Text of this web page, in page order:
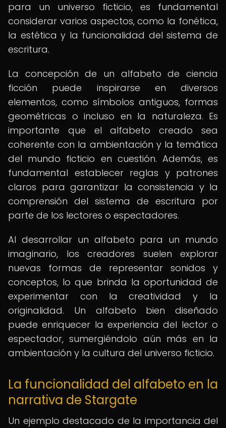
para un universo ficticio, es fundamental
considerar varios aspectos, como la fonética,
la estética y la funcionalidad del sistema de
escritura.
La concepción de un alfabeto de ciencia
ficción puede inspirarse en diversos
elementos, como símbolos antiguos, formas
geométricas o incluso en la naturaleza. Es
importante que el alfabeto creado sea
coherente con la ambientación y la temática
del mundo ficticio en cuestión. Además, es
fundamental establecer reglas y patrones
claros para garantizar la consistencia y la
comprensión del sistema de escritura por
parte de los lectores o espectadores.
Al desarrollar un alfabeto para un mundo
imaginario, los creadores suelen explorar
nuevas formas de representar sonidos y
conceptos, lo que brinda la oportunidad de
experimentar con la creatividad y la
originalidad. Un alfabeto bien diseñado
puede enriquecer la experiencia del lector o
espectador, sumergiéndolo aún más en la
ambientación y la cultura del universo ficticio.
La funcionalidad del alfabeto en la
narrativa de Stargate
Un ejemplo destacado de la importancia del